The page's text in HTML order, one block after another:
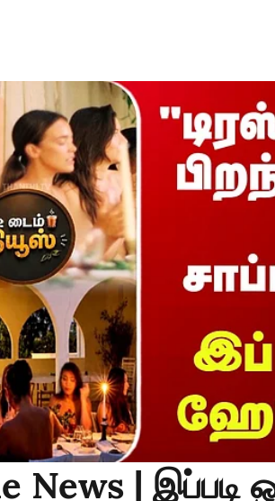
News | இப்படி